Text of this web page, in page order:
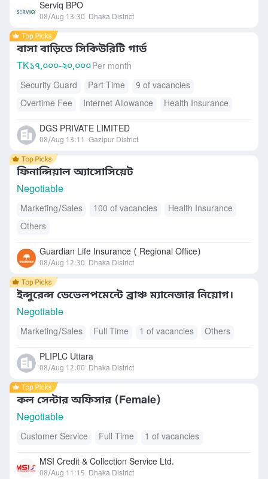
Serviq BPO
08/Aug 13:30 Dhaka District
বাসা বাড়িতে সিকিউরিটি গার্ড
TK১৭,০০০-২০,০০০Per month
Security Guard
Part Time
9 of vacancies
Overtime Fee
Internet Allowance
Health Insurance
Accommodation
Free Meals/Food
DGS PRIVATE LIMITED
08/Aug 13:11 Gazipur District
ফিনান্সিয়াল অ্যাসোসিয়েট
Negotiable
Marketing/Sales 100 of vacancies
Health Insurance
Others
Guardian Life Insurance ( Regional Office)
08/Aug 12:30 Dhaka District
ইন্সুরেন্স ডেভেলপমেন্টে ব্রাঞ্চ ম্যানেজার নিয়োগ।
Negotiable
Marketing/Sales Full Time 1 of vacancies Others
PLIPLC Uttara
08/Aug 12:00 Dhaka District
কল সেন্টার অফিসার (Female)
Negotiable
Customer Service Full Time 1 of vacancies
MSI Credit & Collection Service Ltd.
08/Aug 11:15 Dhaka District